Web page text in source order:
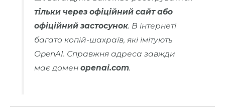
тільки через офіційний сайт або
офіційний застосунок. В інтернеті
багато копій-шахраїв, які імітують
OpenAI. Справжня адреса завжди
має доменopenai.com.